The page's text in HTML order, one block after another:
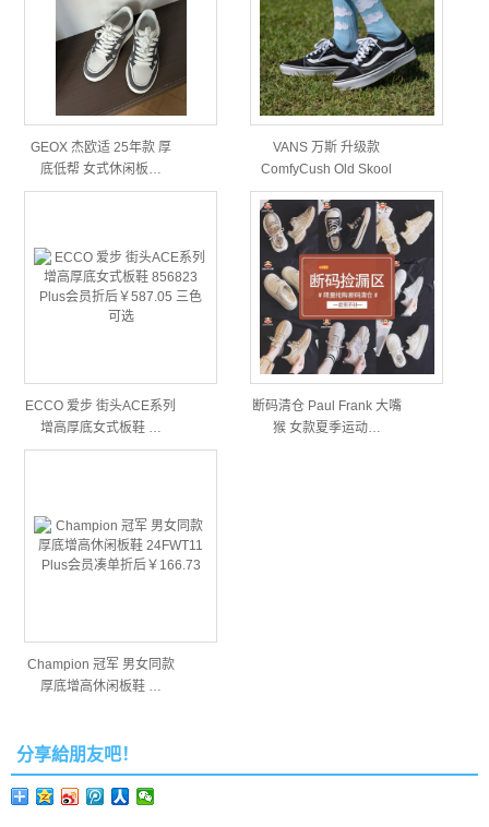
GEOX 杰欧适 25年款 厚
底低帮 女式休闲板…
VANS 万斯 升级款
ComfyCush Old Skool
男…
ECCO 爱步 街头ACE系列
增高厚底女式板鞋 …
断码清仓 Paul Frank 大嘴
猴 女款夏季运动…
Champion 冠军 男女同款
厚底增高休闲板鞋 …
分享給朋友吧！